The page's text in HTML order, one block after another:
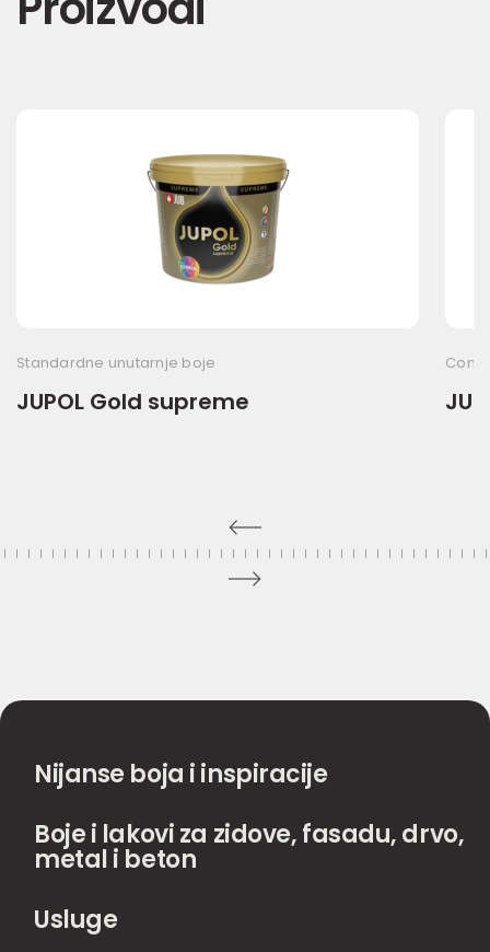
Standardne unutarnje boje
JUPOL Gold supreme
Nijanse boja i inspiracije
Boje i lakovi za zidove, fasadu, drvo,
metal i beton
Usluge